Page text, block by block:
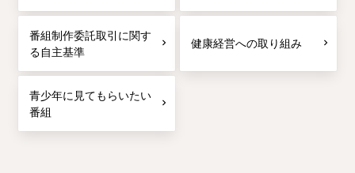
番組制作委託取引に関す
る自主基準
健康経営への取り組み
青少年に見てもらいたい
番組